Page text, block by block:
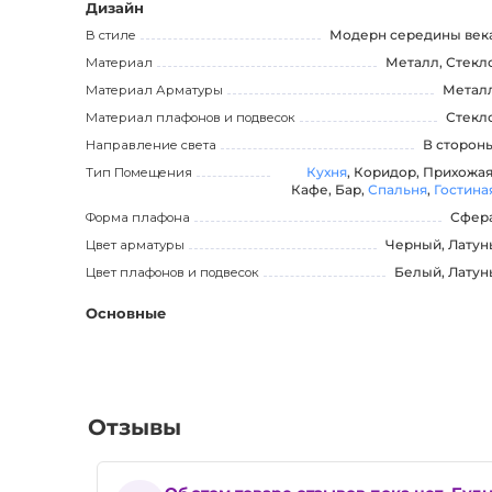
Выбирая TECHNUM Дизайнерскую люстру, вы
который привлечет внимание всех потенциальных
Дизайн
В стиле
Модерн середины
Материал
Металл,
Материал Арматуры
Материал плафонов и подвесок
Направление света
В
Тип Помещения
Кухня, Коридор,
Кафе, Бар, Спальня,
Форма плафона
Цвет арматуры
Черный,
Цвет плафонов и подвесок
Белый,
Основные
Отзывы